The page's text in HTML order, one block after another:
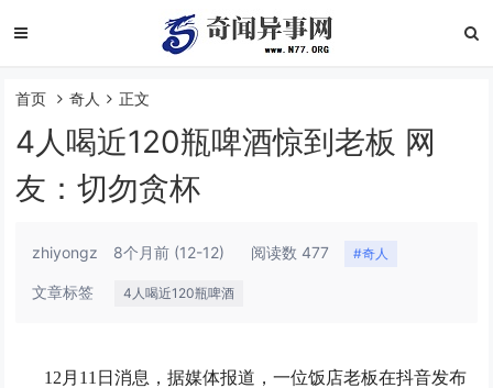
首页 奇人 正文
4人喝近120瓶啤酒惊到老板 网
友：切勿贪杯
zhiyongz 8个月前 (12-12) 阅读数 477 #奇人
文章标签 4人喝近120瓶啤酒
12月11日消息，据媒体报道，一位饭店老板在抖音发布